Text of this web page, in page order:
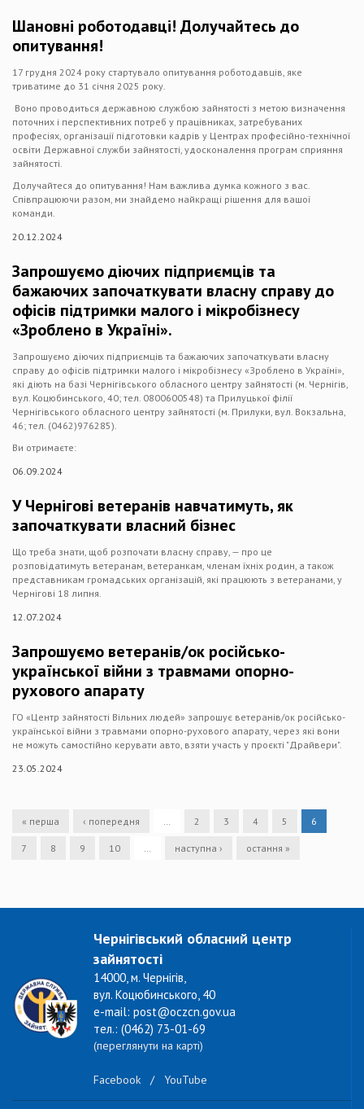
Шановні роботодавці! Долучайтесь до
опитування!
17 грудня 2024 року стартувало опитування роботодавців, яке
триватиме до 31 січня 2025 року.
Воно проводиться державною службою зайнятості з метою визначення
поточних і перспективних потреб у працівниках, затребуваних
професіях, організації підготовки кадрів у Центрах професійно-технічної
освіти Державної служби зайнятості, удосконалення програм сприяння
зайнятості.
Долучайтеся до опитування! Нам важлива думка кожного з вас.
Співпрацюючи разом, ми знайдемо найкращі рішення для вашої
команди.
20.12.2024
Запрошуємо діючих підприємців та
бажаючих започаткувати власну справу до
офісів підтримки малого і мікробізнесу
«Зроблено в Україні».
Запрошуємо діючих підприємців та бажаючих започаткувати власну
справу до офісів підтримки малого і мікробізнесу «Зроблено в Україні»,
які діють на базі Чернігівського обласного центру зайнятості (м. Чернігів,
вул. Коцюбинського, 40; тел. 0800600548) та Прилуцької філії
Чернігівського обласного центру зайнятості (м. Прилуки, вул. Вокзальна,
46; тел. (0462)976285).
Ви отримаєте:
06.09.2024
У Чернігові ветеранів навчатимуть, як
започаткувати власний бізнес
Що треба знати, щоб розпочати власну справу, — про це
розповідатимуть ветеранам, ветеранкам, членам їхніх родин, а також
представникам громадських організацій, які працюють з ветеранами, у
Чернігові 18 липня.
12.07.2024
Запрошуємо ветеранів/ок російсько-
української війни з травмами опорно-
рухового апарату
ГО «Центр зайнятості Вільних людей» запрошує ветеранів/ок російсько-
української війни з травмами опорно-рухового апарату, через які вони
не можуть самостійно керувати авто, взяти участь у проєкті "Драйвери".
23.05.2024
« перша ‹ попередня 2 3 4 5 6
7 8 9 10 наступна › остання »
Чернігівський обласний центр
зайнятості
14000, м. Чернігів,
вул. Коцюбинського, 40
e-mail: post@oczcn.gov.ua
тел.: (0462) 73-01-69
(переглянути на карті)
Facebook / YouTube